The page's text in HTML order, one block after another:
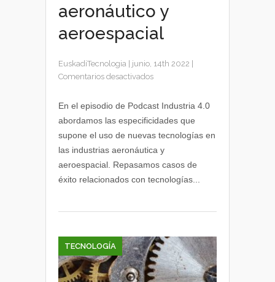
aeronáutico y
aeroespacial
EuskadiTecnologia junio, 14th 2022
Comentarios desactivadosen
Industria
la
aplicación
de
tecnologías
y
aeroespacial
En el episodio de Podcast Industria 4.0
abordamos las especificidades que
supone el uso de nuevas tecnologías en
las industrias aeronáutica y
aeroespacial. Repasamos casos de
éxito relacionados con tecnologías...
TECNOLOGÍA